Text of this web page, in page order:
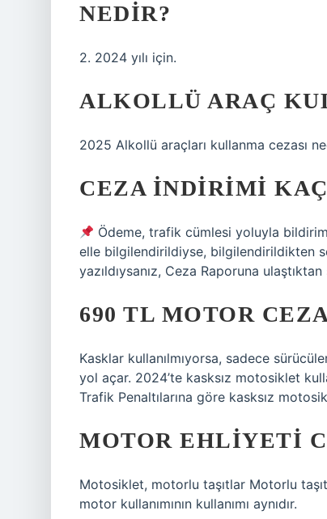
NEDIR?
2. 2024 yılı için.
ALKOLLÜ ARAÇ
2025 Alkollü araçları kullanma cezası
CEZA INDIRIMI
Ödeme, trafik cümlesi yoluyla
elle bilgilendirildiyse, bilgilendirildikten
yazıldıysanız, Ceza Raporuna
690 TL MOTOR
Kasklar kullanılmıyorsa, sadece
yol açar. 2024’te kasksız motosiklet
Trafik Penaltılarına göre kasksız
MOTOR EHLIYETI
Motosiklet, motorlu taşıtlar Motorlu
motor kullanımının kullanımı aynıdır.